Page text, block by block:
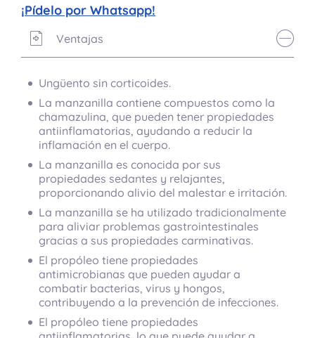
¡Pídelo por Whatsapp!
Ventajas
Ungüento sin corticoides.
La manzanilla contiene compuestos como la
chamazulina, que pueden tener propiedades
antiinflamatorias, ayudando a reducir la
inflamación en el cuerpo.
La manzanilla es conocida por sus
propiedades sedantes y relajantes,
proporcionando alivio del malestar e irritación.
La manzanilla se ha utilizado tradicionalmente
para aliviar problemas gastrointestinales
gracias a sus propiedades carminativas.
El propóleo tiene propiedades
antimicrobianas que pueden ayudar a
combatir bacterias, virus y hongos,
contribuyendo a la prevención de infecciones.
El propóleo tiene propiedades